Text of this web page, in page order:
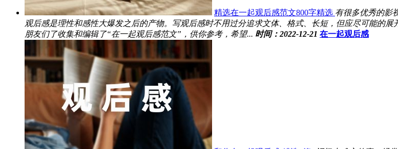
精选在一起观后感范文800字精选 有很多优秀的影
观后感是理性和感性大爆发之后的产物。写观后感时不用过分追求文体、格式、长短，但应尽可能的
朋友们了收集和编辑了“在一起观后感范文”，供你参考，希望... 时间：2022-12-21 在一起观后感